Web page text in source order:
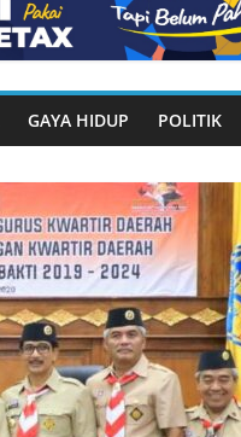
GAYA HIDUP POLITIK